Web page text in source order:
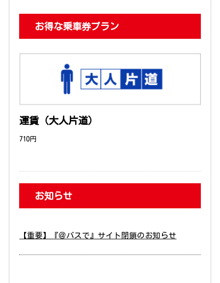
お得な乗車券プラン
運賃（大人片道）
710円
お知らせ
【重要】『＠バスで』サイト閉鎖のお知らせ